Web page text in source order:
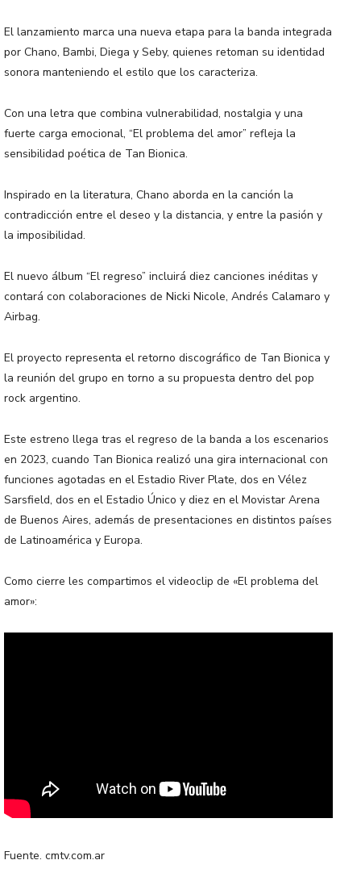
El lanzamiento marca una nueva etapa para la banda integrada
por Chano, Bambi, Diega y Seby, quienes retoman su identidad
sonora manteniendo el estilo que los caracteriza.
Con una letra que combina vulnerabilidad, nostalgia y una
fuerte carga emocional, “El problema del amor” refleja la
sensibilidad poética de Tan Bionica.
Inspirado en la literatura, Chano aborda en la canción la
contradicción entre el deseo y la distancia, y entre la pasión y
la imposibilidad.
El nuevo álbum “El regreso” incluirá diez canciones inéditas y
contará con colaboraciones de Nicki Nicole, Andrés Calamaro y
Airbag.
El proyecto representa el retorno discográfico de Tan Bionica y
la reunión del grupo en torno a su propuesta dentro del pop
rock argentino.
Este estreno llega tras el regreso de la banda a los escenarios
en 2023, cuando Tan Bionica realizó una gira internacional con
funciones agotadas en el Estadio River Plate, dos en Vélez
Sarsfield, dos en el Estadio Único y diez en el Movistar Arena
de Buenos Aires, además de presentaciones en distintos países
de Latinoamérica y Europa.
Como cierre les compartimos el videoclip de «El problema del
amor»:
Fuente. cmtv.com.ar